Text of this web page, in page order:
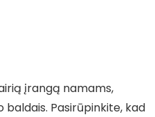
įrangą namams,
Pasirūpinkite, kad